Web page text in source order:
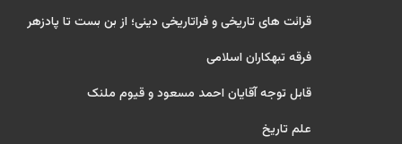
قرائت های تاریخی و فراتاریخی دینی؛ از بن بست تا پادزهر
فرقه تبهکاران اسلامی
قابل توجه آقایان احمد مسعود و قیوم ملنک
علم تاریخ